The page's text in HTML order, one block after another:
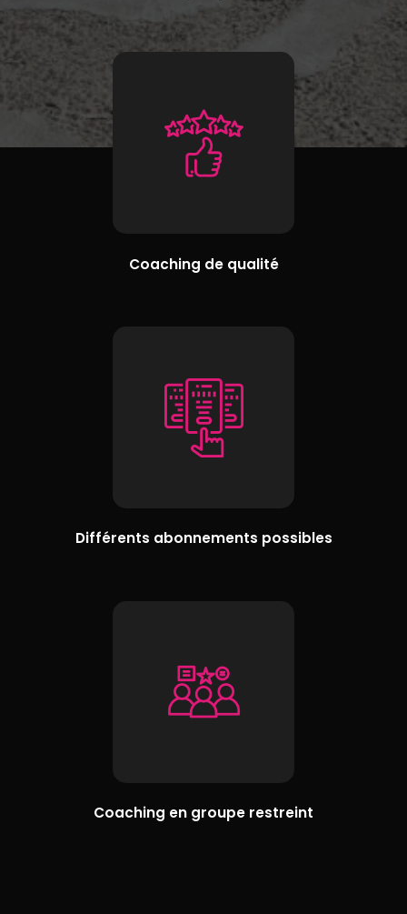
Coaching de qualité
Différents abonnements possibles
Coaching en groupe restreint